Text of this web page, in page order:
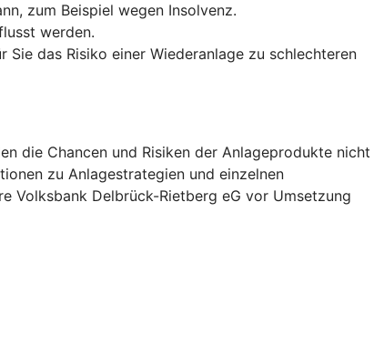
zum Beispiel wegen Insolvenz.
werden.
das Risiko einer Wiederanlage zu schlechteren
die Chancen und Risiken der Anlageprodukte nicht
zu Anlagestrategien und einzelnen
Volksbank Delbrück-Rietberg eG vor Umsetzung